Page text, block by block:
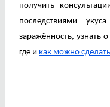
получить
последствиями
заражённость, узнать
где и как можно